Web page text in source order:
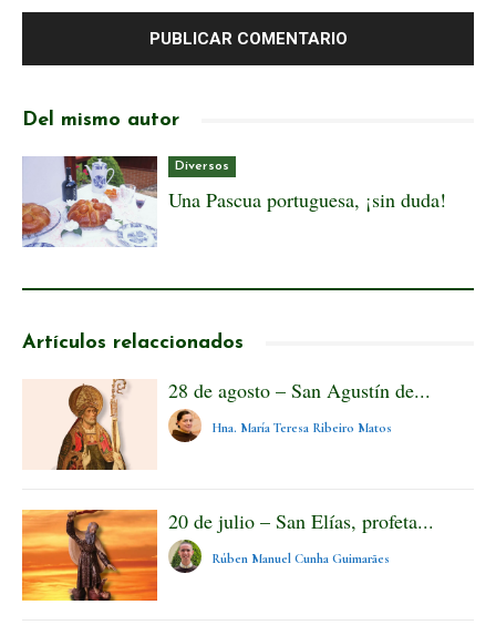
Del mismo autor
Diversos
Una Pascua portuguesa, ¡sin duda!
Artículos relaccionados
28 de agosto – San Agustín de...
Hna. María Teresa Ribeiro Matos
20 de julio – San Elías, profeta...
Rúben Manuel Cunha Guimarães